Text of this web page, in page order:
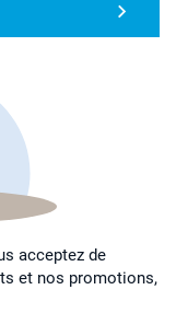
acceptez de
et nos promotions,